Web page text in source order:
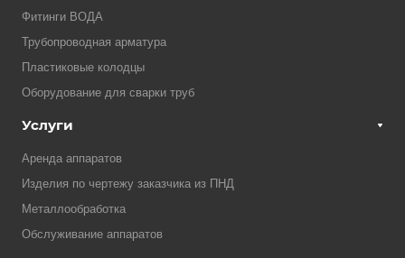
Фитинги ВОДА
Трубопроводная арматура
Пластиковые колодцы
Оборудование для сварки труб
Услуги
Аренда аппаратов
Изделия по чертежу заказчика из ПНД
Металлообработка
Обслуживание аппаратов